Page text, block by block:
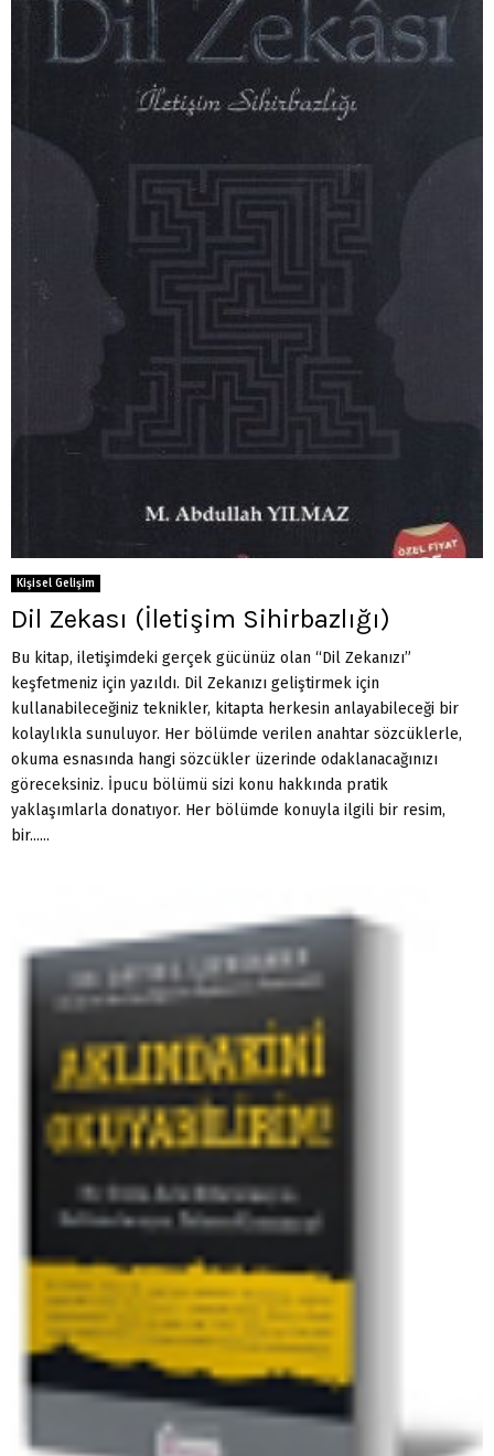
Kişisel Gelişim
Dil Zekası (İletişim Sihirbazlığı)
Bu kitap, iletişimdeki gerçek gücünüz olan “Dil Zekanızı”
keşfetmeniz için yazıldı. Dil Zekanızı geliştirmek için
kullanabileceğiniz teknikler, kitapta herkesin anlayabileceği bir
kolaylıkla sunuluyor. Her bölümde verilen anahtar sözcüklerle,
okuma esnasında hangi sözcükler üzerinde odaklanacağınızı
göreceksiniz. İpucu bölümü sizi konu hakkında pratik
yaklaşımlarla donatıyor. Her bölümde konuyla ilgili bir resim,
bir......